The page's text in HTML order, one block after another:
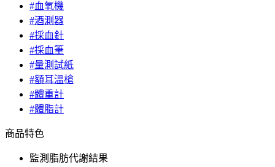
#血氧機
#酒測器
#採血針
#採血筆
#量測試紙
#額耳溫槍
#體重計
#體脂計
商品特色
監測脂肪代謝結果